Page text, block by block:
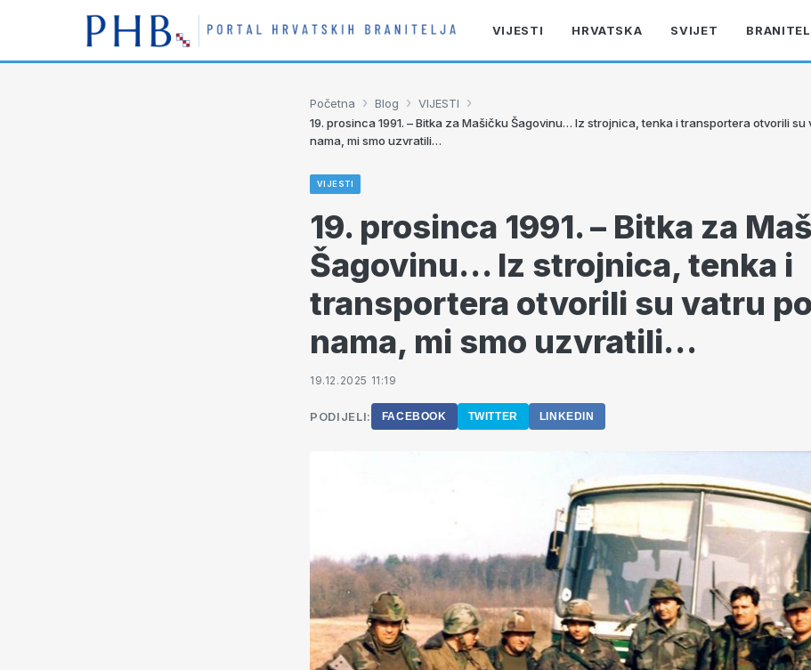
VIJESTI HRVATSKA SVIJET
Početna › Blog › VIJESTI ›
19. prosinca 1991. – Bitka za Mašičku Šagovinu… Iz strojnica, tenka i transportera otvorili su
nama, mi smo uzvratili…
VIJESTI
19. prosinca 1991. – Bitka za
Šagovinu… Iz strojnica, tenka i
transportera otvorili su vatru po
nama, mi smo uzvratili…
19.12.2025 11:19
PODIJELI: FACEBOOK TWITTER LINKEDIN